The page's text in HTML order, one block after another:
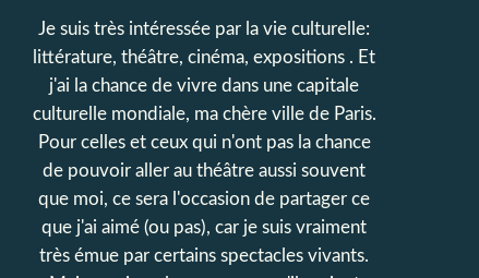
Je suis très intéressée par la vie culturelle:
littérature, théâtre, cinéma, expositions . Et
j'ai la chance de vivre dans une capitale
culturelle mondiale, ma chère ville de Paris.
Pour celles et ceux qui n'ont pas la chance
de pouvoir aller au théâtre aussi souvent
que moi, ce sera l'occasion de partager ce
que j'ai aimé (ou pas), car je suis vraiment
très émue par certains spectacles vivants.